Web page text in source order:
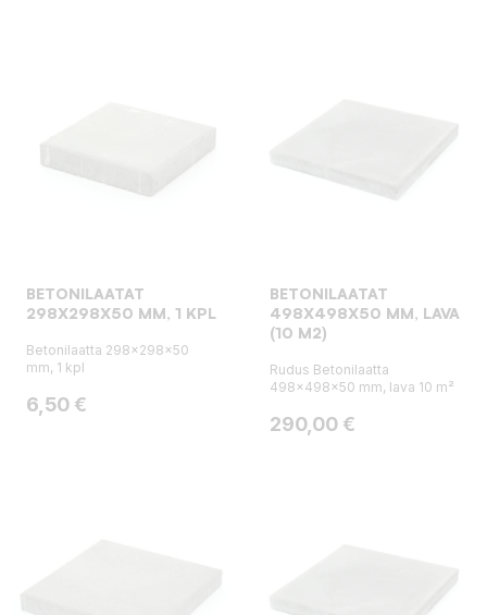
BETONILAATAT
298X298X50 MM, 1 KPL
Betonilaatta 298x298x50
mm, 1 kpl
Hinta
6,50 €
BETONILAATAT
498X498X50 MM, LAVA
(10 M2)
Rudus Betonilaatta
498x498x50 mm, lava 10 m²
Hinta
290,00 €